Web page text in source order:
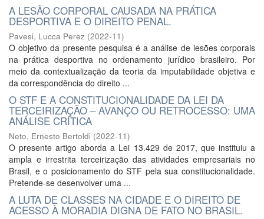
A LESÃO CORPORAL CAUSADA NA PRÁTICA
DESPORTIVA E O DIREITO PENAL.
Pavesi, Lucca Perez (2022-11)
O objetivo da presente pesquisa é a análise de lesões corporais
na prática desportiva no ordenamento jurídico brasileiro. Por
meio da contextualização da teoria da imputabilidade objetiva e
da correspondência do direito ...
O STF E A CONSTITUCIONALIDADE DA LEI DA
TERCEIRIZAÇÃO – AVANÇO OU RETROCESSO: UMA
ANÁLISE CRÍTICA
Neto, Ernesto Bertoldi (2022-11)
O presente artigo aborda a Lei 13.429 de 2017, que instituiu a
ampla e irrestrita terceirização das atividades empresariais no
Brasil, e o posicionamento do STF pela sua constitucionalidade.
Pretende-se desenvolver uma ...
A LUTA DE CLASSES NA CIDADE E O DIREITO DE
ACESSO À MORADIA DIGNA DE FATO NO BRASIL.